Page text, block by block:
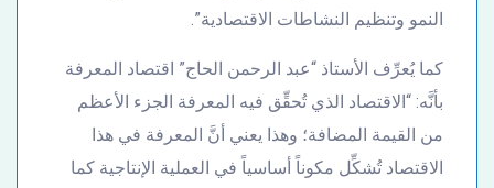
النمو وتنظيم النشاطات الاقتصادية”.
كما يُعرِّف الأستاذ “عبد الرحمن الحاج” اقتصاد المعرفة
بأنَّه: “الاقتصاد الذي تُحقِّق فيه المعرفة الجزء الأعظم
من القيمة المضافة؛ وهذا يعني أنَّ المعرفة في هذا
الاقتصاد تُشكِّل مكوناً أساسياً في العملية الإنتاجية كما